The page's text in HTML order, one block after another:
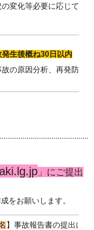
の変化等必要に応じて
発生後概ね30日以内
故の原因分析、再発防止
」にご提出
をお願いします。
】事故報告書の提出につ